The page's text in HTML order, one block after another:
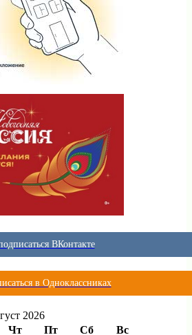
ВКонтакте
в Одноклассниках
2026
Чт Пт Сб Вс